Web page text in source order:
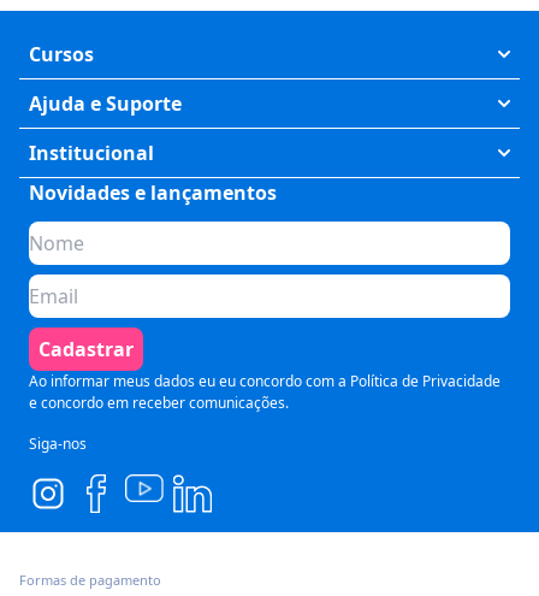
Cursos
Exatas
Humanas
Saúde
Tecnologia
Preparatórios
Comunicação
Pós Graduação
Ajuda e Suporte
Meus Cursos
Fale Conosco
Perguntas Frequentes
Formas de Pagamento
Política de Cancelamento
Termos de Uso
Segurança e Privacidade
Institucional
Quem somos
Planos de assinatura
Para Empresas
Seja um parceiro
Blog
Novidades e lançamentos
Cadastrar
Ao informar meus dados eu eu concordo com a Política de Privacidade
e concordo em receber comunicações.
Siga-nos
Formas de pagamento